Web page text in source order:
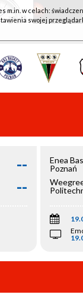
--
--
Enea
Poznań
m.in. w celach:
swojej